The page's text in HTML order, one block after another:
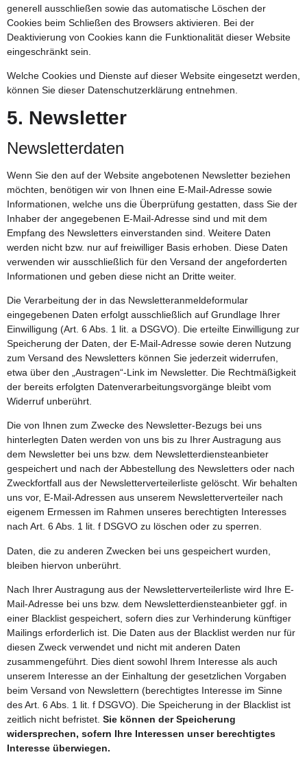
generell ausschließen sowie das automatische Löschen der
Cookies beim Schließen des Browsers aktivieren. Bei der
Deaktivierung von Cookies kann die Funktionalität dieser Website
eingeschränkt sein.
Welche Cookies und Dienste auf dieser Website eingesetzt werden,
können Sie dieser Datenschutzerklärung entnehmen.
5. Newsletter
Newsletter­daten
Wenn Sie den auf der Website angebotenen Newsletter beziehen
möchten, benötigen wir von Ihnen eine E-Mail-Adresse sowie
Informationen, welche uns die Überprüfung gestatten, dass Sie der
Inhaber der angegebenen E-Mail-Adresse sind und mit dem
Empfang des Newsletters einverstanden sind. Weitere Daten
werden nicht bzw. nur auf freiwilliger Basis erhoben. Diese Daten
verwenden wir ausschließlich für den Versand der angeforderten
Informationen und geben diese nicht an Dritte weiter.
Die Verarbeitung der in das Newsletteranmeldeformular
eingegebenen Daten erfolgt ausschließlich auf Grundlage Ihrer
Einwilligung (Art. 6 Abs. 1 lit. a DSGVO). Die erteilte Einwilligung zur
Speicherung der Daten, der E-Mail-Adresse sowie deren Nutzung
zum Versand des Newsletters können Sie jederzeit widerrufen,
etwa über den „Austragen“-Link im Newsletter. Die Rechtmäßigkeit
der bereits erfolgten Datenverarbeitungsvorgänge bleibt vom
Widerruf unberührt.
Die von Ihnen zum Zwecke des Newsletter-Bezugs bei uns
hinterlegten Daten werden von uns bis zu Ihrer Austragung aus
dem Newsletter bei uns bzw. dem Newsletterdiensteanbieter
gespeichert und nach der Abbestellung des Newsletters oder nach
Zweckfortfall aus der Newsletterverteilerliste gelöscht. Wir behalten
uns vor, E-Mail-Adressen aus unserem Newsletterverteiler nach
eigenem Ermessen im Rahmen unseres berechtigten Interesses
nach Art. 6 Abs. 1 lit. f DSGVO zu löschen oder zu sperren.
Daten, die zu anderen Zwecken bei uns gespeichert wurden,
bleiben hiervon unberührt.
Nach Ihrer Austragung aus der Newsletterverteilerliste wird Ihre E-
Mail-Adresse bei uns bzw. dem Newsletterdiensteanbieter ggf. in
einer Blacklist gespeichert, sofern dies zur Verhinderung künftiger
Mailings erforderlich ist. Die Daten aus der Blacklist werden nur für
diesen Zweck verwendet und nicht mit anderen Daten
zusammengeführt. Dies dient sowohl Ihrem Interesse als auch
unserem Interesse an der Einhaltung der gesetzlichen Vorgaben
beim Versand von Newslettern (berechtigtes Interesse im Sinne
des Art. 6 Abs. 1 lit. f DSGVO). Die Speicherung in der Blacklist ist
zeitlich nicht befristet. Sie können der Speicherung
widersprechen, sofern Ihre Interessen unser berechtigtes
Interesse überwiegen.